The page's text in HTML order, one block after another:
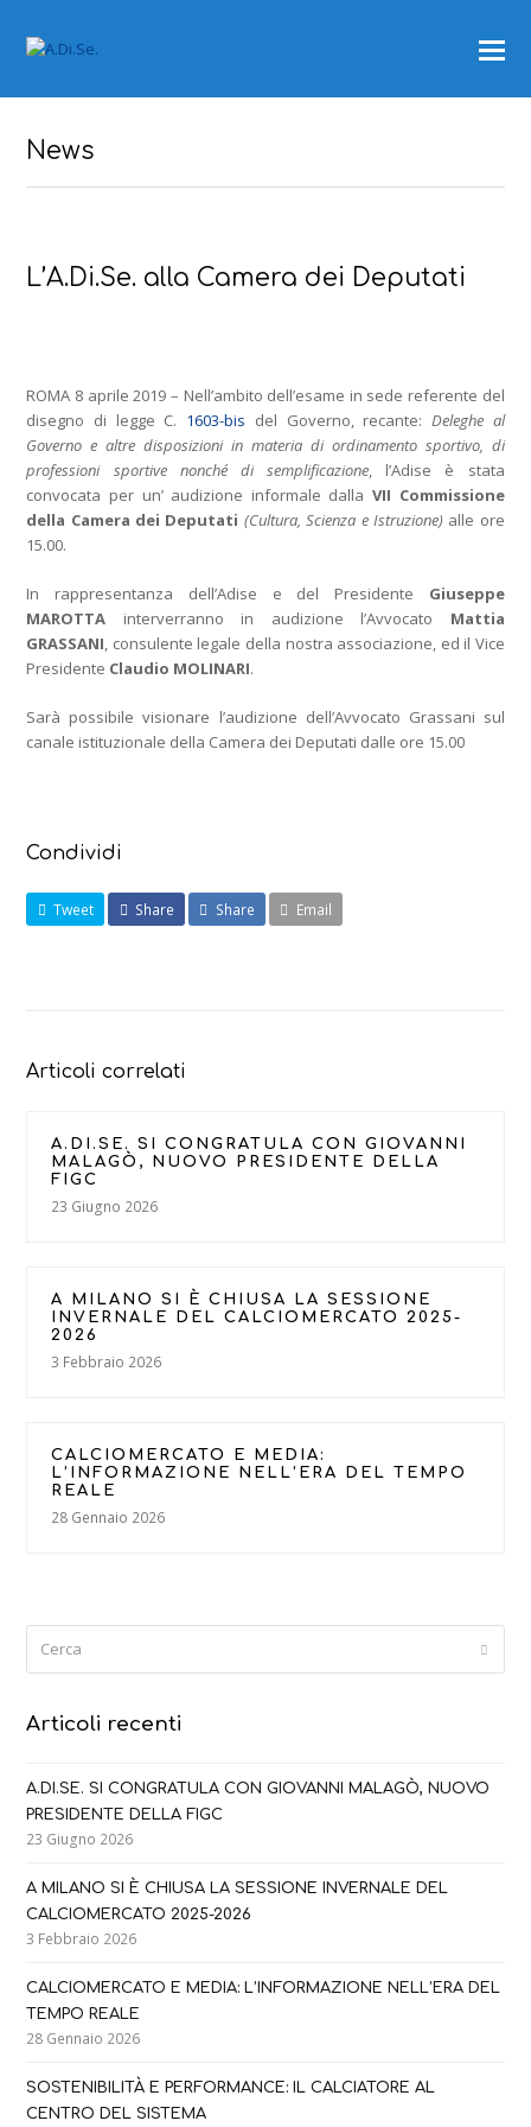
News
L’A.Di.Se. alla Camera dei Deputati
ROMA 8 aprile 2019 – Nell’ambito dell’esame in sede referente del
disegno di legge C. 1603-bis del Governo, recante: Deleghe al
Governo e altre disposizioni in materia di ordinamento sportivo, di
professioni sportive nonché di semplificazione, l’Adise è stata
convocata per un’ audizione informale dalla VII Commissione
della Camera dei Deputati (Cultura, Scienza e Istruzione) alle ore
15.00.
In rappresentanza dell’Adise e del Presidente Giuseppe
MAROTTA interverranno in audizione l’Avvocato Mattia
GRASSANI, consulente legale della nostra associazione, ed il Vice
Presidente Claudio MOLINARI.
Sarà possibile visionare l’audizione dell’Avvocato Grassani sul
canale istituzionale della Camera dei Deputati dalle ore 15.00
Condividi
Tweet Share Share Email
Articoli correlati
A.DI.SE. SI CONGRATULA CON GIOVANNI
MALAGÒ, NUOVO PRESIDENTE DELLA
FIGC
23 Giugno 2026
A MILANO SI È CHIUSA LA SESSIONE
INVERNALE DEL CALCIOMERCATO 2025-
2026
3 Febbraio 2026
CALCIOMERCATO E MEDIA:
L’INFORMAZIONE NELL’ERA DEL TEMPO
REALE
28 Gennaio 2026
Submit
Articoli recenti
A.DI.SE. SI CONGRATULA CON GIOVANNI MALAGÒ, NUOVO
PRESIDENTE DELLA FIGC
23 Giugno 2026
A MILANO SI È CHIUSA LA SESSIONE INVERNALE DEL
CALCIOMERCATO 2025-2026
3 Febbraio 2026
CALCIOMERCATO E MEDIA: L’INFORMAZIONE NELL’ERA DEL
TEMPO REALE
28 Gennaio 2026
SOSTENIBILITÀ E PERFORMANCE: IL CALCIATORE AL
CENTRO DEL SISTEMA